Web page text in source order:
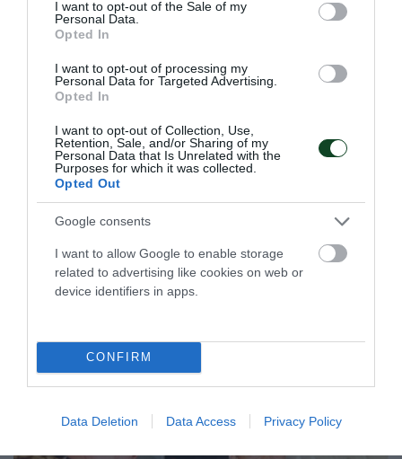
I want to opt-out of the Sale of my
Personal Data.
Opted In
I want to opt-out of processing my
Personal Data for Targeted Advertising.
Opted In
I want to opt-out of Collection, Use,
Retention, Sale, and/or Sharing of my
Personal Data that Is Unrelated with the
Purposes for which it was collected.
Opted Out
Google consents
I want to allow Google to enable storage
related to advertising like cookies on web or
device identifiers in apps.
CONFIRM
Data Deletion Data Access Privacy Policy
Στην τετράδα η Εθνική πόλο με
πέντε «πράσινους»
Η Εθνική ομάδα πόλο ανδρών προκρίθηκε στα ημιτελικά
του Παγκοσμίου Κυπέλλου με πέντε παίκτες του
Παναθηναϊκού στη σύνθεσή της.
23.07.2026 ΠΟΛΟ ΑΝΔΡΩΝ
ΤΕΛΕΥΤΑΙΑ ΝΕΑ